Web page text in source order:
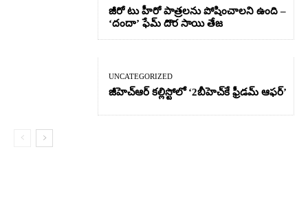
జీరో టు హీరో పాత్రలను పోషించాలని ఉంది –
‘దందా’ ఫేమ్ దొర సాయి తేజ
UNCATEGORIZED
జీహెచ్ఆర్‌ కల్లిస్టోలో ‘2బీహెచ్‌కే ఫ్రీడమ్ ఆఫర్’